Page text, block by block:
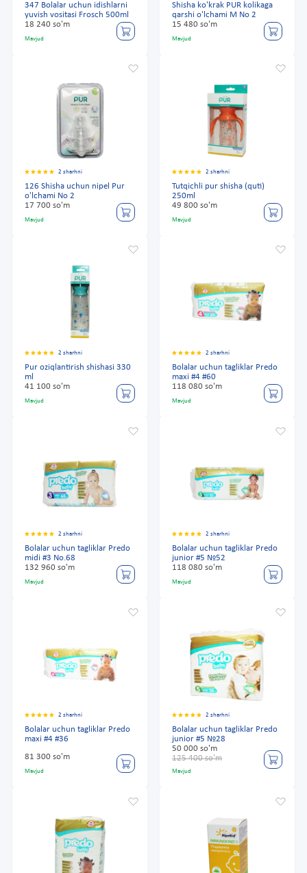
347 Bolalar uchun idishlarni
yuvish vositasi Frosch 500ml
18 240 so'm
Mavjud
Shisha ko'krak PUR kolikaga
qarshi o'lchami M No 2
15 480 so'm
Mavjud
2 sharhni
126 Shisha uchun nipel Pur
o'lchami No 2
17 700 so'm
Mavjud
2 sharhni
Tutqichli pur shisha (quti)
250ml
49 800 so'm
Mavjud
2 sharhni
Pur oziqlantirish shishasi 330
ml
41 100 so'm
Mavjud
2 sharhni
Bolalar uchun tagliklar Predo
maxi #4 #60
118 080 so'm
Mavjud
2 sharhni
Bolalar uchun tagliklar Predo
midi #3 No.68
132 960 so'm
Mavjud
2 sharhni
Bolalar uchun tagliklar Predo
junior #5 №52
118 080 so'm
Mavjud
2 sharhni
Bolalar uchun tagliklar Predo
maxi #4 #36
81 300 so'm
Mavjud
2 sharhni
Bolalar uchun tagliklar Predo
junior #5 №28
50 000 so'm
125 400 so'm
Mavjud